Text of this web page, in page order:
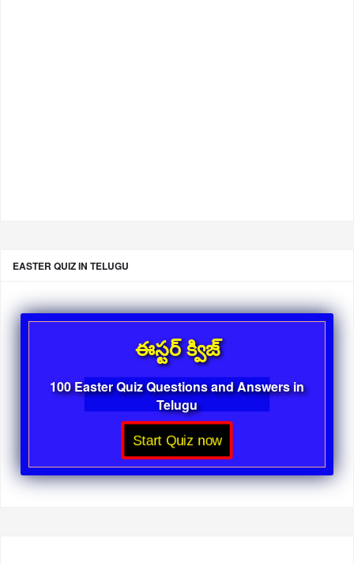
EASTER QUIZ IN TELUGU
ఈస్టర్ క్విజ్
100 Easter Quiz Questions and Answers in
Telugu
Start Quiz now